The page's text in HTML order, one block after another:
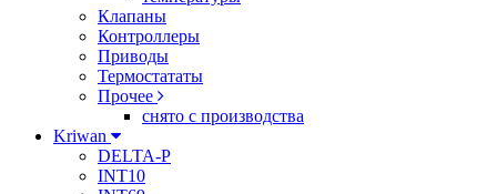
Клапаны
Контроллеры
Приводы
Термостататы
Прочее
снято с производства
Kriwan
DELTA-P
INT10